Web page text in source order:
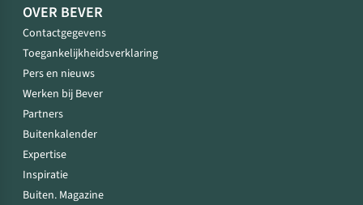
OVER BEVER
Contactgegevens
Toegankelijkheidsverklaring
Pers en nieuws
Werken bij Bever
Partners
Buitenkalender
Expertise
Inspiratie
Buiten. Magazine